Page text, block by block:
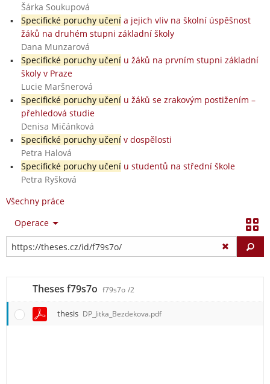
Šárka Soukupová
Specifické poruchy učenía jejich vliv na školní úspěšnost
žáků na druhém stupni základní školy
Dana Munzarová
Specifické poruchy učeníu žáků na prvním stupni základní
školy v Praze
Lucie Maršnerová
Specifické poruchy učeníu žáků se zrakovým postižením –
přehledová studie
Denisa Mičánková
Specifické poruchy učenív dospělosti
Petra Halová
Specifické poruchy učeníu studentů na střední škole
Petra Ryšková
Všechny práce
Operace
Theses f79s7o f79s7o /2
thesis DP_Jitka_Bezdekova.pdf